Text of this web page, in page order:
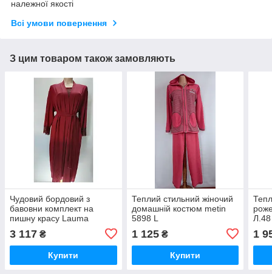
належної якості
Всі умови повернення
З цим товаром також замовляють
Чудовий бордовий з
бавовни комплект на
пишну красу Lauma
3 117 ₴
Купити
Теплий стильний жіночий
домашній костюм metin
5898 L
1 125₴
Купити
Л.48
1